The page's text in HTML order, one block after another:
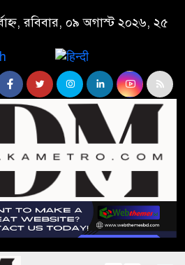
রবিবার, ০৯ অগাস্ট ২০২৬, ২৫